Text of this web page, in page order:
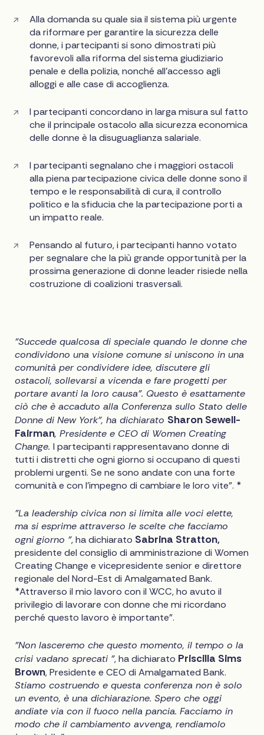
Alla domanda su quale sia il sistema più urgente
da riformare per garantire la sicurezza delle
donne, i partecipanti si sono dimostrati più
favorevoli alla riforma del sistema giudiziario
penale e della polizia, nonché all'accesso agli
alloggi e alle case di accoglienza.
I partecipanti concordano in larga misura sul fatto
che il principale ostacolo alla sicurezza economica
delle donne è la disuguaglianza salariale.
I partecipanti segnalano che i maggiori ostacoli
alla piena partecipazione civica delle donne sono il
tempo e le responsabilità di cura, il controllo
politico e la sfiducia che la partecipazione porti a
un impatto reale.
Pensando al futuro, i partecipanti hanno votato
per segnalare che la più grande opportunità per la
prossima generazione di donne leader risiede nella
costruzione di coalizioni trasversali.
"Succede qualcosa di speciale quando le donne che
condividono una visione comune si uniscono in una
comunità per condividere idee, discutere gli
ostacoli, sollevarsi a vicenda e fare progetti per
portare avanti la loro causa". Questo è esattamente
ciò che è accaduto alla Conferenza sullo Stato delle
Donne di New York", ha dichiarato Sharon Sewell-
Fairman, Presidente e CEO di Women Creating
Change.I partecipanti rappresentavano donne di
tutti i distretti che ogni giorno si occupano di questi
problemi urgenti. Se ne sono andate con una forte
comunità e con l'impegno di cambiare le loro vite". *
"La leadership civica non si limita alle voci elette,
ma si esprime attraverso le scelte che facciamo
ogni giorno ", ha dichiarato Sabrina Stratton,
presidente del consiglio di amministrazione di Women
Creating Change e vicepresidente senior e direttore
regionale del Nord-Est di Amalgamated Bank.
*Attraverso il mio lavoro con il WCC, ho avuto il
privilegio di lavorare con donne che mi ricordano
perché questo lavoro è importante".
"Non lasceremo che questo momento, il tempo o la
crisi vadano sprecati ", ha dichiarato Priscilla Sims
Brown, Presidente e CEO di Amalgamated Bank.
Stiamo costruendo e questa conferenza non è solo
un evento, è una dichiarazione. Spero che oggi
andiate via con il fuoco nella pancia. Facciamo in
modo che il cambiamento avvenga, rendiamolo